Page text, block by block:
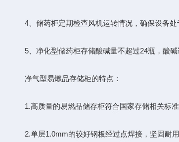
4、储药柜定期检查风机运转情况，确保设备处
5、净化型储药柜存储酸碱量不超过24瓶，酸碱
净气型易燃品存储柜的特点：
1.高质量的易燃品储存柜符合国家存储相关标准
2.单层1.0mm的较好钢板经过点焊接，坚固耐用